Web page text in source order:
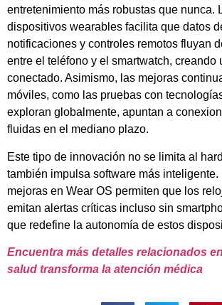
entretenimiento más robustas que nunca.
dispositivos wearables facilita que datos
notificaciones y controles remotos fluyan
entre el teléfono y el smartwatch, creando
conectado. Asimismo, las mejoras
móviles, como las pruebas con
exploran globalmente, apuntan a
fluidas en el mediano plazo.
Este tipo de innovación no se limita al
también impulsa software más inteligente.
mejoras en Wear OS permiten que los
emitan alertas críticas incluso sin
que redefine la autonomía de estos
Encuentra más detalles relacionados
salud transforma la atención médica